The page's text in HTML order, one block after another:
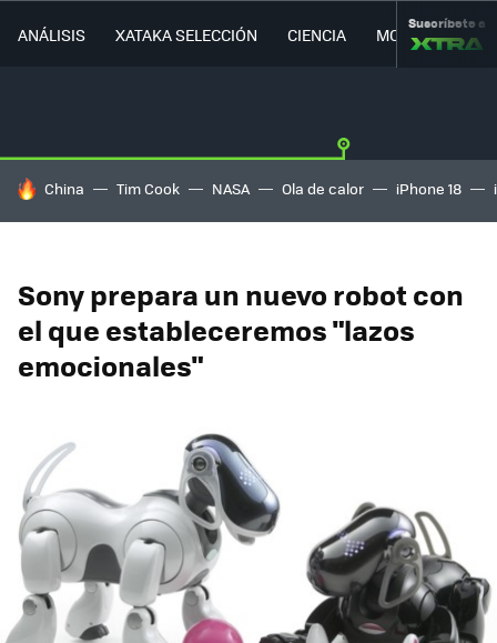
ANÁLISIS XATAKA SELECCIÓN CIENCIA MOVILIDAD
Suscríbete a
HOY SE HABLA DE
China Tim Cook NASA Ola de calor iPhone 18
Sony prepara un nuevo robot con
el que estableceremos "lazos
emocionales"